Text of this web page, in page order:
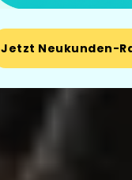
Jetzt Neukunden-